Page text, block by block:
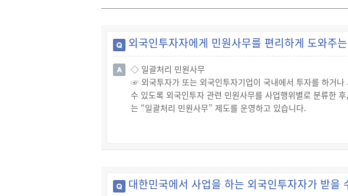
외국인투자자에게 민원사무를 편리하게 도와주
◇ 일괄처리 민원사무
☞ 외국투자가 또는 외국인투자기업이 국내에서 투자를 하거나
수 있도록 외국인투자 관련 민원사무를 사업행위별로 분류한
는 “일괄처리 민원사무” 제도를 운영하고 있습니다.
대한민국에서 사업을 하는 외국인투자자가 받을